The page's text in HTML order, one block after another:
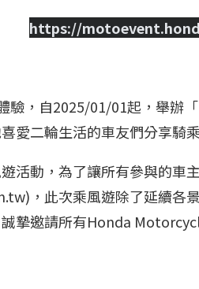
https://
驗，自2025/01/01起，舉
愛二輪生活的車友們分享騎
活動，為了讓所有參與的車
)，此次乘風遊除了延續各
摯邀請所有Honda